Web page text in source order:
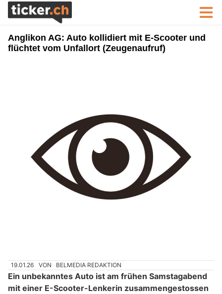
Anglikon AG: Auto kollidiert mit E-Scooter und
flüchtet vom Unfallort (Zeugenaufruf)
19.01.26 VON BELMEDIA REDAKTION
Ein unbekanntes Auto ist am frühen Samstagabend
mit einer E-Scooter-Lenkerin zusammengestossen